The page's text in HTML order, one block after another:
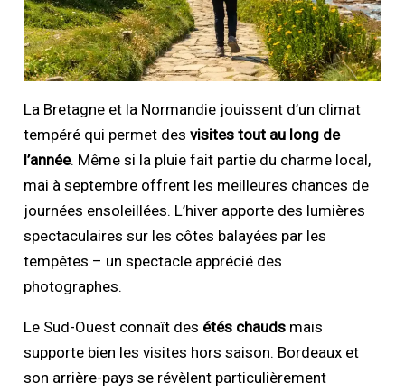
La Bretagne et la Normandie jouissent d’un climat
tempéré qui permet desvisites tout au long de
l’année. Même si la pluie fait partie du charme local,
mai à septembre offrent les meilleures chances de
journées ensoleillées. L’hiver apporte des lumières
spectaculaires sur les côtes balayées par les
tempêtes – un spectacle apprécié des
photographes.
Le Sud-Ouest connaît des étés chauds mais
supporte bien les visites hors saison. Bordeaux et
son arrière-pays se révèlent particulièrement